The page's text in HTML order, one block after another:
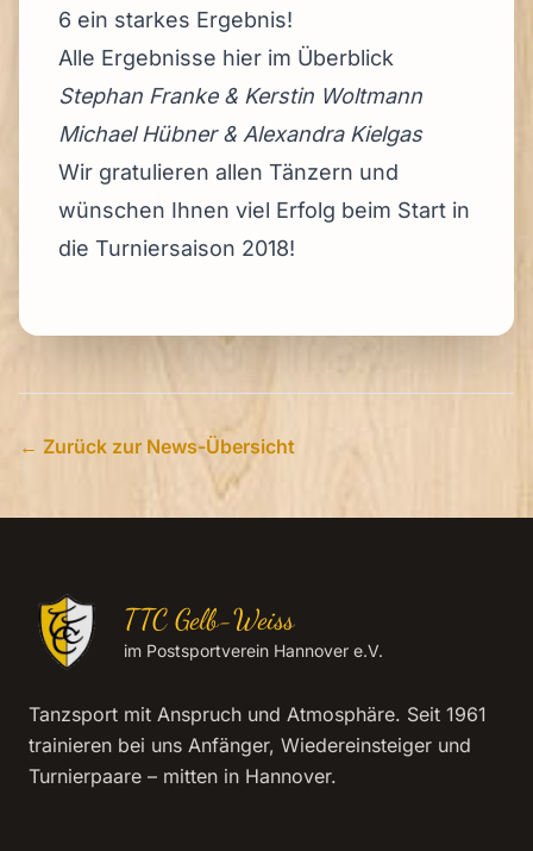
6 ein starkes Ergebnis!
Alle Ergebnisse hier im Überblick
Stephan Franke & Kerstin Woltmann
Michael Hübner & Alexandra Kielgas
Wir gratulieren allen Tänzern und
wünschen Ihnen viel Erfolg beim Start in
die Turniersaison 2018!
← Zurück zur News-Übersicht
TTC Gelb-Weiss
im Postsportverein Hannover e.V.
Tanzsport mit Anspruch und Atmosphäre. Seit 1961
trainieren bei uns Anfänger, Wiedereinsteiger und
Turnierpaare – mitten in Hannover.